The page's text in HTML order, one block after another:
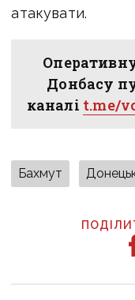
атакувати.
Донбасу
каналі t.me/
Бахмут